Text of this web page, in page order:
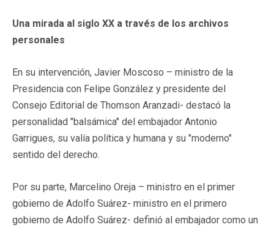
Una mirada al siglo XX a través de los archivos
personales
En su intervención, Javier Moscoso – ministro de la
Presidencia con Felipe González y presidente del
Consejo Editorial de Thomson Aranzadi- destacó la
personalidad "balsámica" del embajador Antonio
Garrigues, su valía política y humana y su "moderno"
sentido del derecho.
Por su parte, Marcelino Oreja – ministro en el primer
gobierno de Adolfo Suárez- ministro en el primero
gobierno de Adolfo Suárez- definió al embajador como un